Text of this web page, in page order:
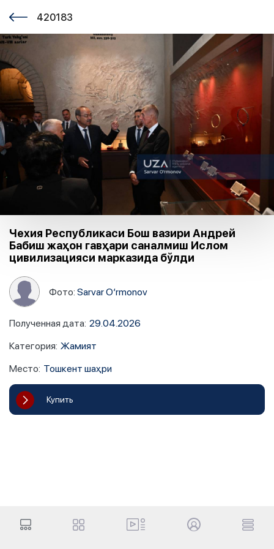
420183
Чехия Республикаси Бош вазири Андрей
Бабиш жаҳон гавҳари саналмиш Ислом
цивилизацияси марказида бўлди
Фото:Sarvar O‘rmonov
Полученная дата: 29.04.2026
Категория: Жамият
Место: Тошкент шаҳри
Купить